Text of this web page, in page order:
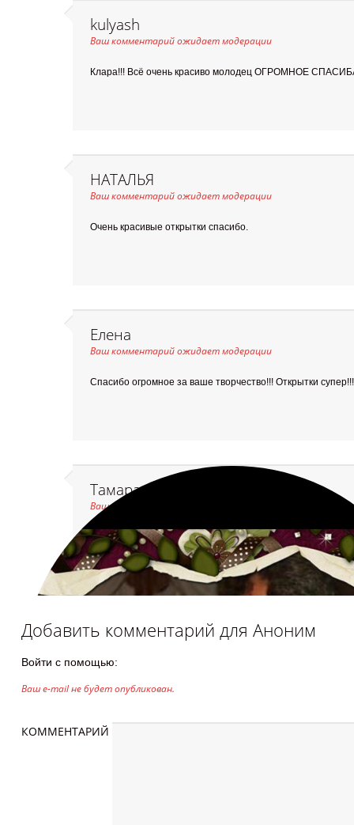
kulyash
Ваш комментарий ожидает модерации
Клара!!! Всё очень красиво молодец ОГРОМНОЕ
НАТАЛЬЯ
Ваш комментарий ожидает модерации
Очень красивые открытки спасибо.
Елена
Ваш комментарий ожидает модерации
Спасибо огромное за ваше творчество!!! Открытки
Тамара и Федя Векю
Ваш комментарий ожидает модерации
Спасибо очень красиво
Добавить комментарий дляАноним
Войти с помощью:
Ваш e-mail не будет опубликован.
КОММЕНТАРИЙ